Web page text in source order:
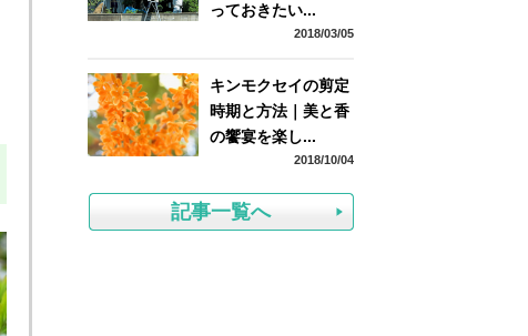
っておきたい...
2018/03/05
キンモクセイの剪定
時期と方法｜美と香
の饗宴を楽し...
2018/10/04
記事一覧へ